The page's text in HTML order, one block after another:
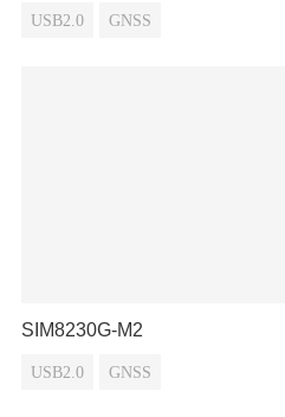
USB2.0 GNSS
SIM8230G-M2
USB2.0 GNSS